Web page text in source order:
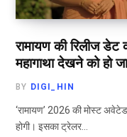
रामायण की रिलीज डेट
महागाथा देखने को हो
BY DIGI_HIN
‘रामायण’ 2026 की मोस्ट
होगी। इसका ट्रेलर…